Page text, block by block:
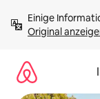
Inhalten
springenOriginal